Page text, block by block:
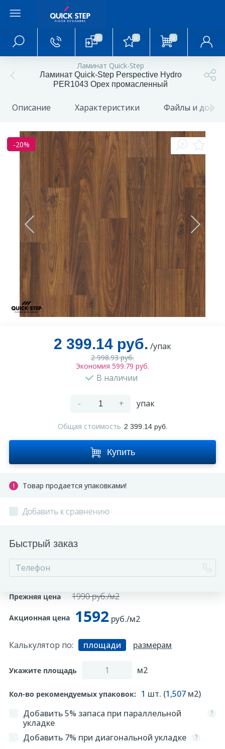
0 0 0
Ламинат Quick-Step
Ламинат Quick-Step Perspective Hydro
PER1043 Орех промасленный
Описание Характеристики Файлы и
-20%
2 399.14 руб. /упак
2 998.93 руб.
Экономия 599.79 руб.
В наличии
- + упак
Общая стоимость 2 399.14 руб.
Купить
Товар продается упаковками!
Добавить к сравнению
Быстрый заказ
Прежняя цена 1990 руб./м2
Акционная цена 1592 руб./м2
Калькулятор по: площади размерам
Укажите площадь м2
Кол-во рекомендуемых упаковок: 1 шт. (1,507 м2)
Добавить 5% запаса при параллельной
укладке
?
Добавить 7% при диагональной укладке ?
Главное меню
Главная
О магазине
Акции и скидки
Статьи и обзоры
Фотогалерея
Оплата и доставка
Контакты
Монтаж